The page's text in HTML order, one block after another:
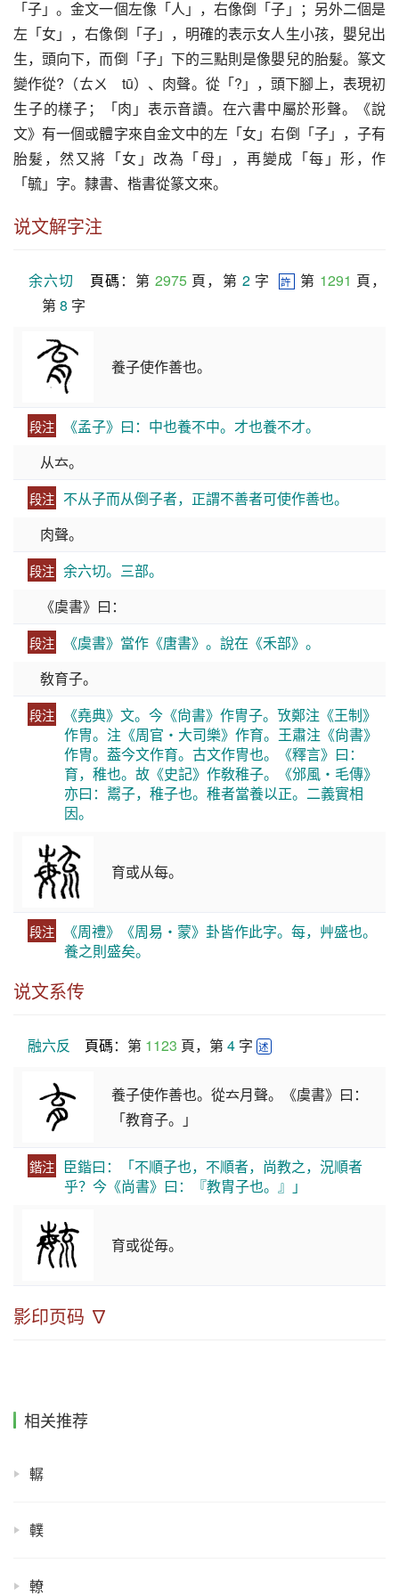
「子」。金文一個左像「人」，右像倒「子」；另外二個是
左「女」，右像倒「子」，明確的表示女人生小孩，嬰兒出
生，頭向下，而倒「子」下的三點則是像嬰兒的胎髮。篆文
變作從?（ㄊㄨ　tū）、肉聲。從「?」，頭下腳上，表現初
生子的樣子；「肉」表示音讀。在六書中屬於形聲。《說
文》有一個或體字來自金文中的左「女」右倒「子」，子有
胎髮，然又將「女」改為「母」，再變成「每」形，作
「毓」字。隸書、楷書從篆文來。
说文解字注
余六切 頁碼 ：第 2975 頁，第 2 字 許 第 1291 頁，
第 8 字
養子使作善也。
段注
《孟子》曰：中也養不中。才也養不才。
从𠫓。
段注 不从子而从倒子者，正謂不善者可使作善也。
肉聲。
段注 余六切。三部。
《虞書》曰：
段注
《虞書》當作《唐書》。說在《禾部》。
敎育子。
段注
《堯典》文。今《尙書》作冑子。攷鄭注《王制》
作冑。注《周官・大司樂》作育。王肅注《尙書》
作冑。葢今文作育。古文作冑也。《釋言》曰：
育，稚也。故《史記》作敎稚子。《邠風・毛傳》
亦曰：鬻子，稚子也。稚者當養以正。二義實相
因。
育或从每。
段注
《周禮》《周易・蒙》卦皆作此字。每，艸盛也。
養之則盛矣。
说文系传
融六反 頁碼：第 1123 頁，第 4 字 述
養子使作善也。從𠫓月聲。《虞書》曰：
「教育子。」
鍇注 臣鍇曰：「不順子也，不順者，尚教之，況順者
乎？今《尚書》曰：『教胄子也。』」
育或從毎。
影印页码 ∇
相关推荐
轏
轐
轑